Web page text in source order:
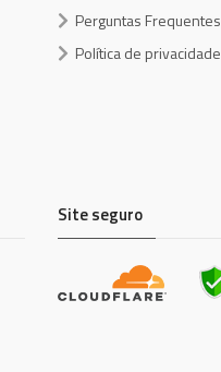
Perguntas Frequentes
Política de privacidade
Site seguro